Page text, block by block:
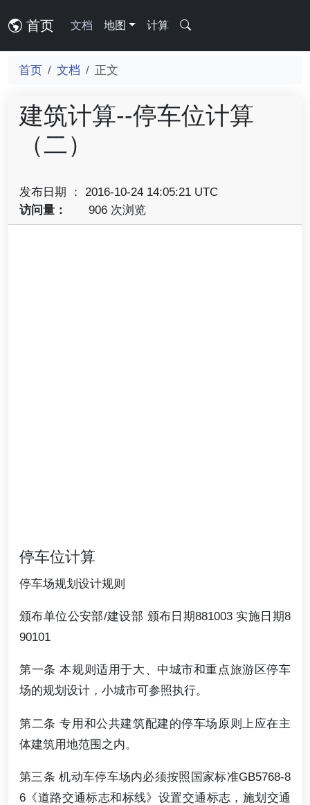
首页 文档 地图 计算
首页 文档 正文
建筑计算--停车位计算
（二）
发布日期 ： 2016-10-24 14:05:21 UTC
访问量：
906 次浏览
停车位计算
停车场规划设计规则
颁布单位公安部/建设部 颁布日期881003 实施日期8
90101
第一条 本规则适用于大、中城市和重点旅游区停车
场的规划设计，小城市可参照执行。
第二条 专用和公共建筑配建的停车场原则上应在主
体建筑用地范围之内。
第三条 机动车停车场内必须按照国家标准GB5768-8
6《道路交通标志和标线》设置交通标志，施划交通